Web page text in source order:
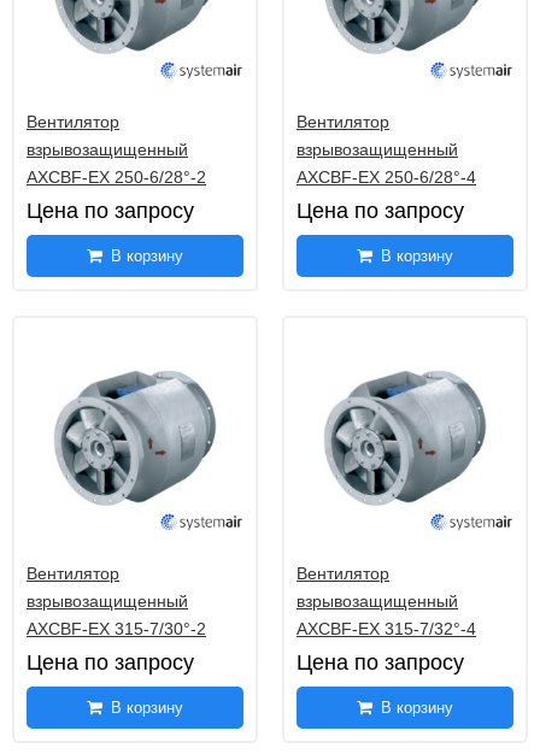
Вентилятор
взрывозащищенный
AXCBF-EX 250-6/28°-2
Цена по запросу
В корзину
Вентилятор
взрывозащищенный
AXCBF-EX 250-6/28°-4
Цена по запросу
В корзину
Вентилятор
взрывозащищенный
AXCBF-EX 315-7/30°-2
Цена по запросу
В корзину
Вентилятор
взрывозащищенный
AXCBF-EX 315-7/32°-4
Цена по запросу
В корзину